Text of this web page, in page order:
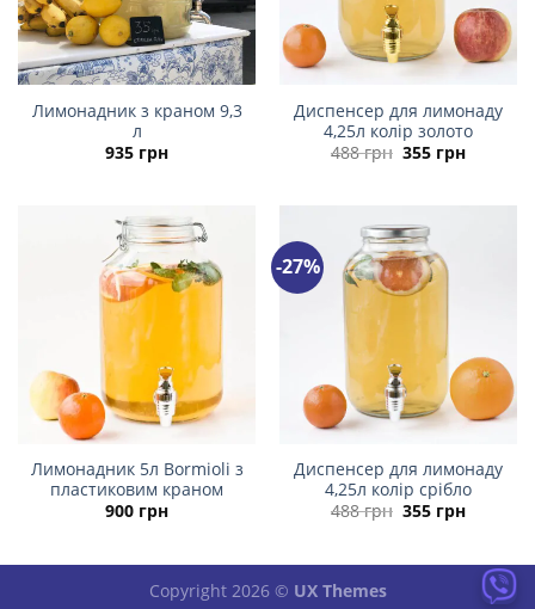
Лимонадник з краном 9,3
л
935 грн
Диспенсер для лимонаду
4,25л колір золото
488грн Оригінальна
ціна:
355 грнПоточна
ціна:
Лимонадник 5л Bormioli з
пластиковим краном
900 грн
-27%
Диспенсер для лимонаду
4,25л колір срібло
488грн Оригінальна
355 грнПоточна
Copyright 2026 © UX Themes